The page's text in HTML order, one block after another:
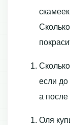
если
а
Оля